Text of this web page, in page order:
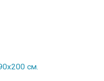
см.